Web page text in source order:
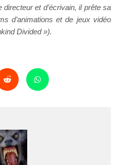
directeur et d’écrivain, il prête sa
d’animations et de jeux vidéo
Divided »).